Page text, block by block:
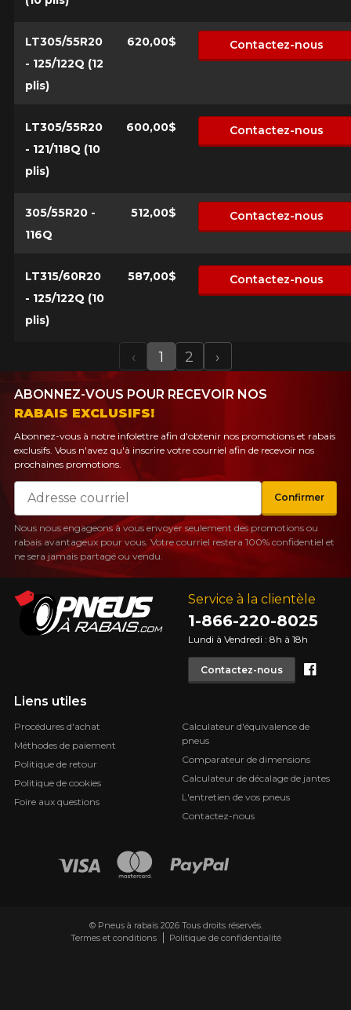
LT305/55R20
- 125/122Q (12
plis)
620,00$ Contactez-nous
LT305/55R20
- 121/118Q (10
plis)
600,00$ Contactez-nous
305/55R20 -
116Q
512,00$ Contactez-nous
LT315/60R20
- 125/122Q (10
plis)
587,00$ Contactez-nous
Previous
‹ 1 2 Next
›
Service à la clientèle
1-866-220-8025
Lundi à Vendredi : 8h à 18h
Contactez-nous
Liens utiles
Procédures d'achat
Méthodes de paiement
Politique de retour
Politique de cookies
Foire aux questions
Calculateur d'équivalence de
pneus
Comparateur de dimensions
Calculateur de décalage de jantes
L'entretien de vos pneus
Contactez-nous
ABONNEZ-VOUS POUR RECEVOIR NOS
RABAIS EXCLUSIFS!
Abonnez-vous à notre infolettre afin d'obtenir nos promotions et rabais
exclusifs. Vous n'avez qu'à inscrire votre courriel afin de recevoir nos
prochaines promotions.
Courriel
Confirmer
Nous nous engageons à vous envoyer seulement des promotions ou
rabais avantageux pour vous. Votre courriel restera 100% confidentiel et
ne sera jamais partagé ou vendu.
© Pneus à rabais 2026 Tous droits réservés.
Termes et conditions
Politique de confidentialité